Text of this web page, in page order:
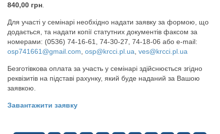
840,00 грн
Для участі у семінарі необхідно надати заявку за формою, що
додається, та надати копії статутних документів факсом за
номерами: (0536) 74-16-61, 74-30-27, 74-18-06 або e-mail:
osp741661@gmail.com osp@krcci.pl.ua ves@krcci.pl.ua
Безготівкова оплата за участь у семінарі здійснюється згідно
реквізитів на підставі рахунку, який буде наданий за Вашою
заявкою.
Завантажити заявку